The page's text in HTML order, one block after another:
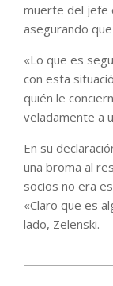
muerte del jefe
asegurando
«Lo que es
con esta
quién le
veladamente a
En su
una broma al
socios no era
«Claro que es
lado, Zelenski.